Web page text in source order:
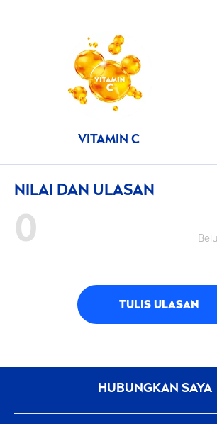
VITAMIN C
NILAI DAN ULASAN
0
TULIS ULASAN
HUBUNGKAN SAYA